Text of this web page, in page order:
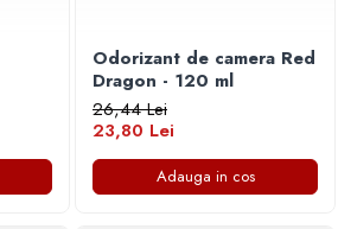
Odorizant de camera Red
Dragon - 120 ml
26,44 Lei
23,80 Lei
Adauga in cos